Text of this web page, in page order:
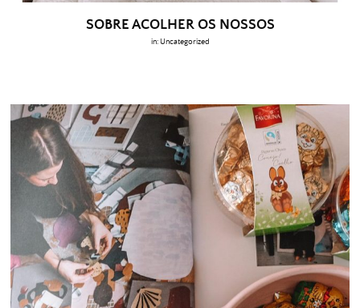
SOBRE ACOLHER OS NOSSOS
in: Uncategorized